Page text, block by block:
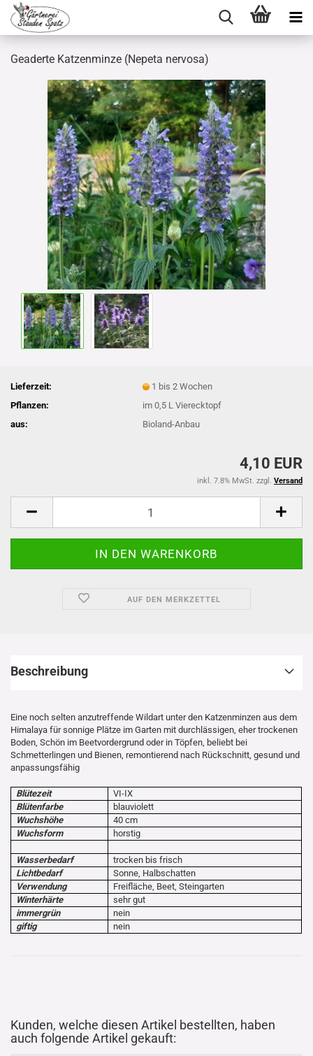
Geaderte Katzenminze (Nepeta nervosa)
Lieferzeit:
1 bis 2 Wochen
Pflanzen:
im 0,5 L Vierecktopf
aus:
Bioland-Anbau
4,10 EUR
inkl. 7.8% MwSt. zzgl. Versand
AUF DEN MERKZETTEL
Beschreibung
Eine noch selten anzutreffende Wildart unter den Katzenminzen aus dem
Himalaya für sonnige Plätze im Garten mit durchlässigen, eher trockenen
Boden, Schön im Beetvordergrund oder in Töpfen, beliebt bei
Schmetterlingen und Bienen, remontierend nach Rückschnitt, gesund und
anpassungsfähig
Blütezeit
VI-IX
Blütenfarbe
blauviolett
Wuchshöhe
40 cm
Wuchsform
horstig
Wasserbedarf
trocken bis frisch
Lichtbedarf
Sonne, Halbschatten
Verwendung
Freifläche, Beet, Steingarten
Winterhärte
sehr gut
immergrün
nein
giftig
nein
Kunden, welche diesen Artikel bestellten, haben
auch folgende Artikel gekauft: